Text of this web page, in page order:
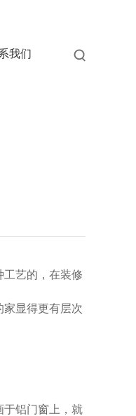
我们
艺的，在装修
家显得更有层次
于铝门窗上，就